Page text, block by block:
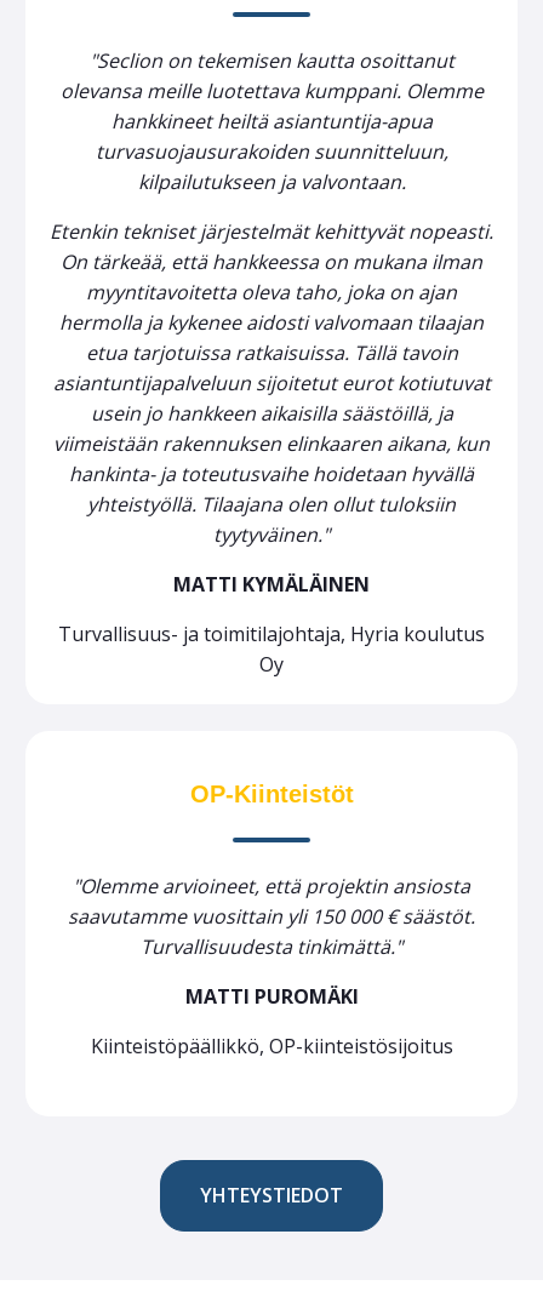
"Seclion on tekemisen kautta osoittanut
olevansa meille luotettava kumppani. Olemme
hankkineet heiltä asiantuntija-apua
turvasuojausurakoiden suunnitteluun,
kilpailutukseen ja valvontaan.
Etenkin tekniset järjestelmät kehittyvät nopeasti.
On tärkeää, että hankkeessa on mukana ilman
myyntitavoitetta oleva taho, joka on ajan
hermolla ja kykenee aidosti valvomaan tilaajan
etua tarjotuissa ratkaisuissa. Tällä tavoin
asiantuntijapalveluun sijoitetut eurot kotiutuvat
usein jo hankkeen aikaisilla säästöillä, ja
viimeistään rakennuksen elinkaaren aikana, kun
hankinta- ja toteutusvaihe hoidetaan hyvällä
yhteistyöllä. Tilaajana olen ollut tuloksiin
tyytyväinen."
MATTI KYMÄLÄINEN
Turvallisuus- ja toimitilajohtaja, Hyria koulutus
Oy
OP-Kiinteistöt
"Olemme arvioineet, että projektin ansiosta
saavutamme vuosittain yli 150 000 € säästöt.
Turvallisuudesta tinkimättä."
MATTI PUROMÄKI
Kiinteistöpäällikkö, OP-kiinteistösijoitus
YHTEYSTIEDOT